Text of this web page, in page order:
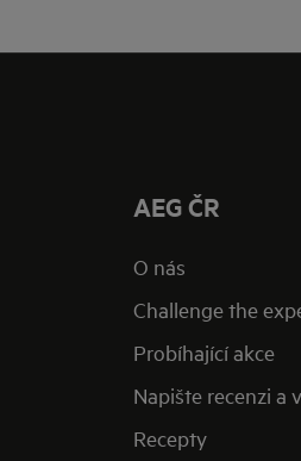
AEG ČR
O nás
Challenge the
Probíhající akce
Napište recenzi a
Recepty